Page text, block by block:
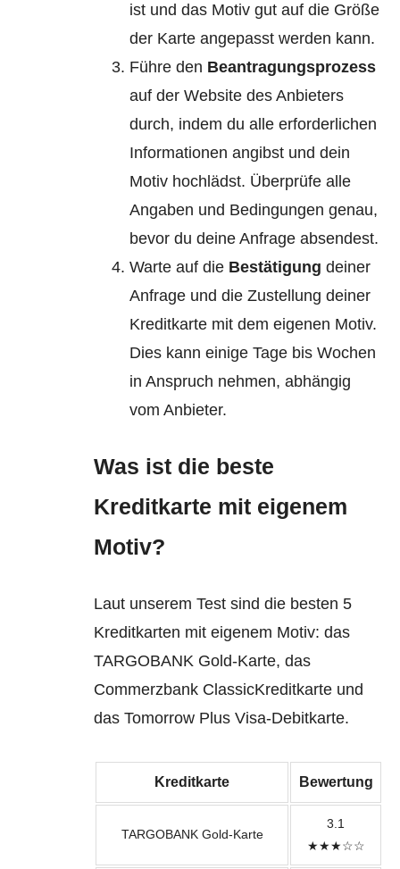
ist und das Motiv gut auf die Größe
der Karte angepasst werden kann.
Führe den Beantragungsprozess
auf der Website des Anbieters
durch, indem du alle erforderlichen
Informationen angibst und dein
Motiv hochlädst. Überprüfe alle
Angaben und Bedingungen genau,
bevor du deine Anfrage absendest.
Warte auf die Bestätigung deiner
Anfrage und die Zustellung deiner
Kreditkarte mit dem eigenen Motiv.
Dies kann einige Tage bis Wochen
in Anspruch nehmen, abhängig
vom Anbieter.
Was ist die beste
Kreditkarte mit eigenem
Motiv?
Laut unserem Test sind die besten 5
Kreditkarten mit eigenem Motiv: das
TARGOBANK Gold-Karte, das
Commerzbank ClassicKreditkarte und
das Tomorrow Plus Visa-Debitkarte.
Kreditkarte Bewertung
TARGOBANK Gold-Karte
3.1
★★★☆☆